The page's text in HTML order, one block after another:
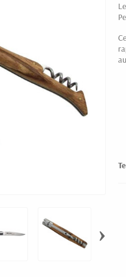
›
Ce